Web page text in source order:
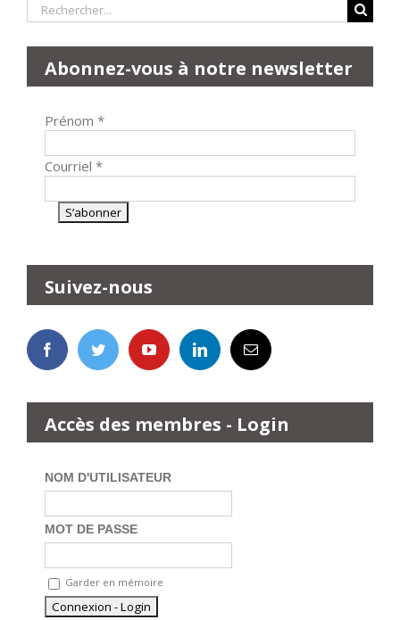
Rechercher:
Abonnez-vous à notre newsletter
Prénom *
Courriel *
Suivez-nous
Accès des membres - Login
NOM D'UTILISATEUR
MOT DE PASSE
Garder en mémoire